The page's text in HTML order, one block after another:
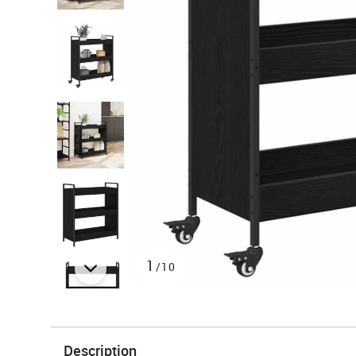
1 /10
Description